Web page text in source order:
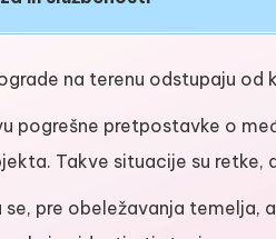
na terenu odstupaju od
pogrešne pretpostavke o
Takve situacije su retke,
pre obeležavanja temelja,